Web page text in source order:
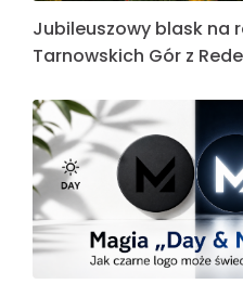
Jubileuszowy blask na
Tarnowskich Gór z